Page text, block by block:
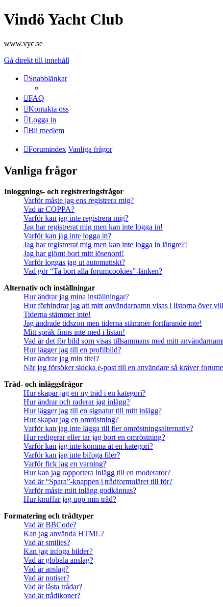
Vindö Yacht Club
www.vyc.se
Gå direkt till innehåll
Snabblänkar
FAQ
Kontakta oss
Logga in
Bli medlem
Forumindex Vanliga frågor
Vanliga frågor
Inloggnings- och registreringsfrågor
Varför måste jag ens registrera mig?
Vad är COPPA?
Varför kan jag inte registrera mig?
Jag har registrerat mig men kan inte logga in!
Varför kan jag inte logga in?
Jag har registrerat mig men kan inte logga in längre?!
Jag har glömt bort mitt lösenord!
Varför loggas jag ut automatiskt?
Vad gör “Ta bort alla forumcookies”-länken?
Alternativ och inställningar
Hur ändrar jag mina inställningar?
Hur förhindrar jag att mitt användarnamn visas i listorna över
Tiderna stämmer inte!
Jag ändrade tidszon men tiderna stämmer fortfarande inte!
Mitt språk finns inte med i listan!
Vad är det för bild som visas tillsammans med mitt
Hur lägger jag till en profilbild?
Hur ändrar jag min titel?
När jag försöker skicka e-post till en användare så kräver
Tråd- och inläggsfrågor
Hur skapar jag en ny tråd i en kategori?
Hur ändrar och raderar jag inlägg?
Hur lägger jag till en signatur till mitt inlägg?
Hur skapar jag en omröstning?
Varför kan jag inte lägga till fler omröstningsalternativ?
Hur redigerar eller tar jag bort en omröstning?
Varför kan jag inte komma åt en kategori?
Varför kan jag inte bifoga filer?
Varför fick jag en varning?
Hur kan jag rapportera inlägg till en moderator?
Vad är “Spara”-knappen i trådformuläret till för?
Varför måste mitt inlägg godkännas?
Hur knuffar jag upp min tråd?
Formatering och trådtyper
Vad är BBCode?
Kan jag använda HTML?
Vad är smilies?
Kan jag infoga bilder?
Vad är globala anslag?
Vad är anslag?
Vad är notiser?
Vad är låsta trådar?
Vad är trådikoner?